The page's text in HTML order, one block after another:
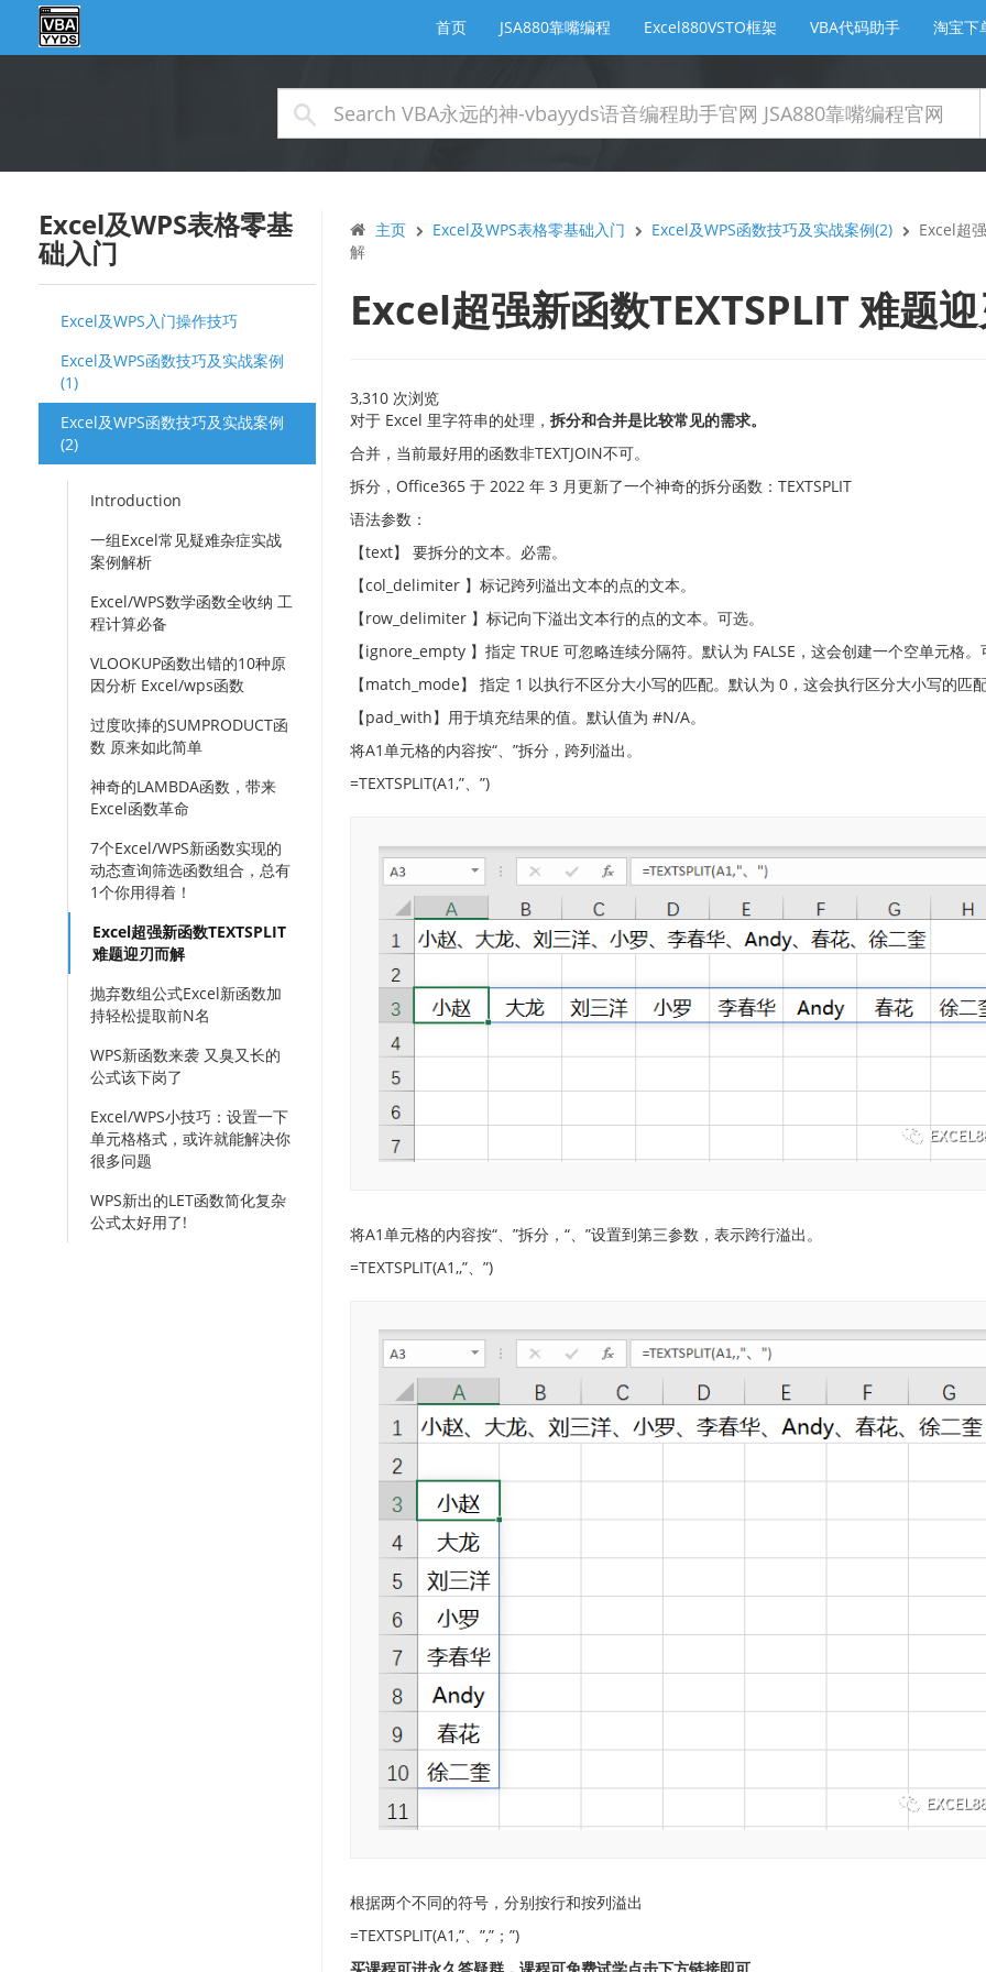
首页 JSA880靠嘴编程 Excel880VSTO框架 VBA代码助手 淘宝下
Excel及WPS表格零基
础入门
Excel及WPS入门操作技巧
Excel及WPS函数技巧及实战案例
(1)
Excel及WPS函数技巧及实战案例
(2)
Introduction
一组Excel常见疑难杂症实战
案例解析
Excel/WPS数学函数全收纳 工
程计算必备
VLOOKUP函数出错的10种原
因分析 Excel/wps函数
过度吹捧的SUMPRODUCT函
数 原来如此简单
神奇的LAMBDA函数，带来
Excel函数革命
7个Excel/WPS新函数实现的
动态查询筛选函数组合，总有
1个你用得着！
Excel超强新函数TEXTSPLIT
难题迎刃而解
抛弃数组公式Excel新函数加
持轻松提取前N名
WPS新函数来袭 又臭又长的
公式该下岗了
Excel/WPS小技巧：设置一下
单元格格式，或许就能解决你
很多问题
WPS新出的LET函数简化复杂
公式太好用了!
主页 Excel及WPS表格零基础入门 Excel及WPS函数技巧及实战案例(2)
Excel超
解
Excel超强新函数TEXTSPLIT 难题
3,310 次浏览
对于 Excel 里字符串的处理，拆分和合并是比较常见的需求。
合并，当前最好用的函数非TEXTJOIN不可。
拆分，Office365 于 2022 年 3 月更新了一个神奇的拆分函数：TEXTSPLIT
语法参数：
【text】 要拆分的文本。必需。
【col_delimiter 】标记跨列溢出文本的点的文本。
【row_delimiter 】标记向下溢出文本行的点的文本。可选。
【ignore_empty 】指定 TRUE 可忽略连续分隔符。默认为 FALSE，这会创建一个空单元格。
【match_mode】 指定 1 以执行不区分大小写的匹配。默认为 0，这会执行区分大小写的匹配
【pad_with】用于填充结果的值。默认值为 #N/A。
将A1单元格的内容按“、”拆分，跨列溢出。
=TEXTSPLIT(A1,”、”)
将A1单元格的内容按“、”拆分，“、”设置到第三参数，表示跨行溢出。
=TEXTSPLIT(A1,,”、”)
根据两个不同的符号，分别按行和按列溢出
=TEXTSPLIT(A1,”、”,”；”)